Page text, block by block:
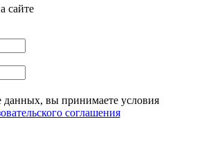
сайте
данных, вы принимаете условия
соглашения